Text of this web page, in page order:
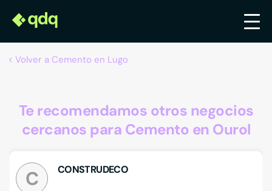
Volver a Cemento en Lugo
Te recomendamos otros negocios
cercanos para Cemento en Ourol
C CONSTRUDECO